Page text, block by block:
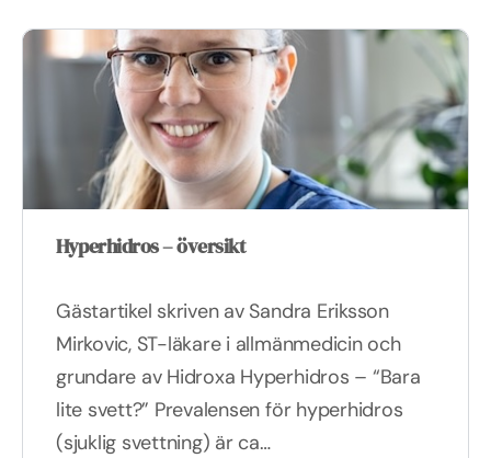
Hyperhidros – översikt
Gästartikel skriven av Sandra Eriksson
Mirkovic, ST-läkare i allmänmedicin och
grundare av Hidroxa Hyperhidros – “Bara
lite svett?” Prevalensen för hyperhidros
(sjuklig svettning) är ca…